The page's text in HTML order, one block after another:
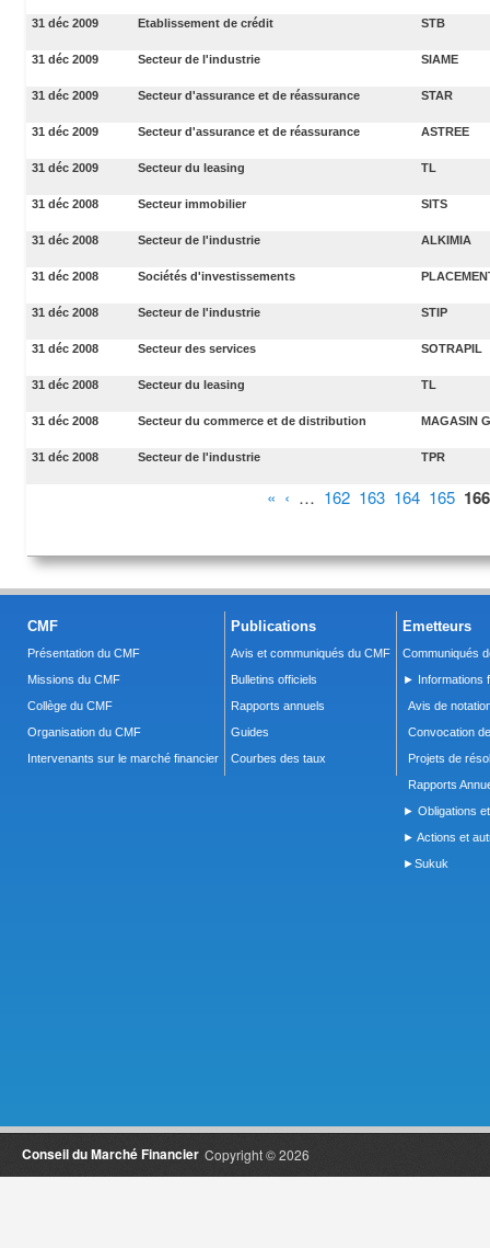
31 déc 2009 Etablissement de crédit STB
31 déc 2009 Secteur de l'industrie SIAME
31 déc 2009 Secteur d'assurance et de réassurance STAR
31 déc 2009 Secteur d'assurance et de réassurance ASTREE
31 déc 2009 Secteur du leasing TL
31 déc 2008 Secteur immobilier SITS
31 déc 2008 Secteur de l'industrie ALKIMIA
31 déc 2008 Sociétés d'investissements
31 déc 2008 Secteur de l'industrie STIP
31 déc 2008 Secteur des services SOTRAPIL
31 déc 2008 Secteur du leasing TL
31 déc 2008 Secteur du commerce et de distribution MAGASIN
31 déc 2008 Secteur de l'industrie TPR
« ‹ … 162 163 164 165 166
CMF
Présentation du CMF
Missions du CMF
Collège du CMF
Organisation du CMF
Intervenants sur le marché financier
Publications
Avis et communiqués du CMF
Bulletins officiels
Rapports annuels
Guides
Courbes des taux
Emetteurs
Communiqués
► Informations
Avis de
Convocation
Projets de
Rapports
► Obligations
► Actions et
►Sukuk
Copyright © 2026
Conseil du Marché Financier